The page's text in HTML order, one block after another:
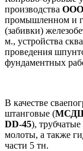
производства ООО
промышленном и
(забивки)
м., устройства
проведения
фундаментных
В качестве
штанговые (
DD-45), трубчатые
молоты, а также
части 5 тн.